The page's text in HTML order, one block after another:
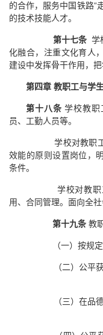
的合作，服务中国铁路“
的技术技能人才。
第十七条学
化融合，注重文化育人
建设中发挥骨干作用，
第四章 教职工与学
第十八条学校教职
员、工勤人员等。
学校对教职工实
效能的原则设置岗位，
条件。
学校对教职工
用、合同管理。面向
第十九条 教
（一）按规定
（二）公平获
（三）在品德